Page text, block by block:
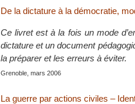
De la dictature à la démocratie,
Ce livret est à la fois un mode
dictature et un document
la préparer et les erreurs à éviter.
Grenoble, mars 2006
La guerre par actions civiles –